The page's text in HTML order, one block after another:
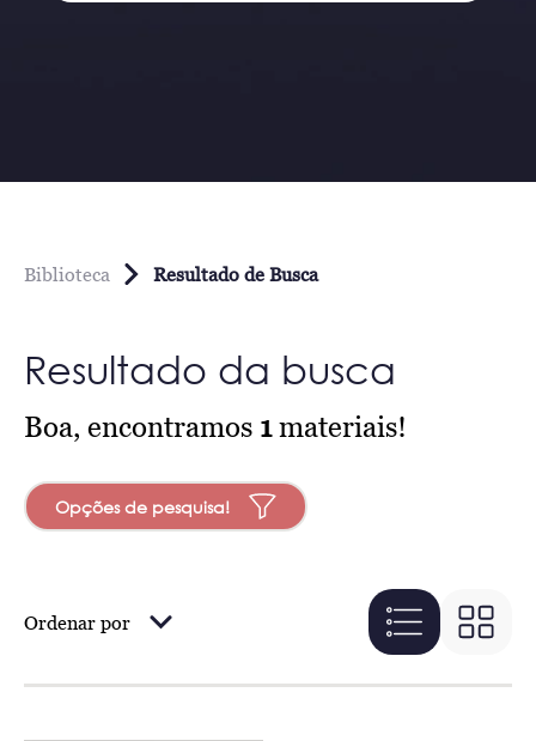
Biblioteca Resultado de Busca
Resultado da busca
Boa, encontramos 1materiais!
Opções de pesquisa!
Ordenar por